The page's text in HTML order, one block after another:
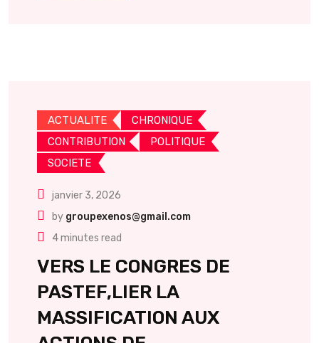
ACTUALITE
CHRONIQUE
CONTRIBUTION
POLITIQUE
SOCIETE
janvier 3, 2026
by groupexenos@gmail.com
4 minutes read
VERS LE CONGRES DE
PASTEF,LIER LA
MASSIFICATION AUX